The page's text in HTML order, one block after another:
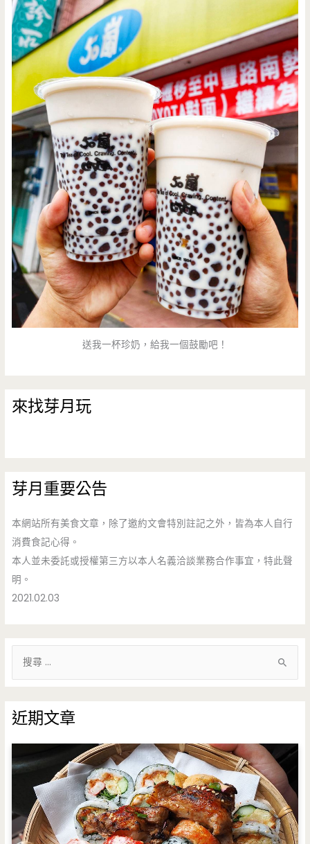
送我一杯珍奶，給我一個鼓勵吧！
來找芽月玩
芽月重要公告
本網站所有美食文章，除了邀約文會特別註記之外，皆為本人自行
消費食記心得。
本人並未委託或授權第三方以本人名義洽談業務合作事宜，特此聲
明。
2021.02.03
鍵
字
:
近期文章